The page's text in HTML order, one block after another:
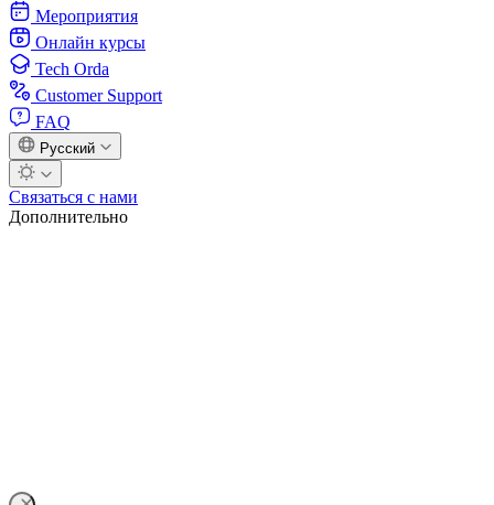
Мероприятия
Онлайн курсы
Tech Orda
Customer Support
FAQ
Русский
Связаться с нами
Дополнительно